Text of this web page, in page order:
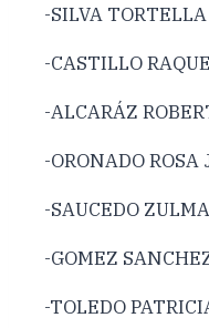
-SILVA
-CASTILLO
-ALCARÁZ
-ORONADO
-SAUCEDO
-GOMEZ
-TOLEDO